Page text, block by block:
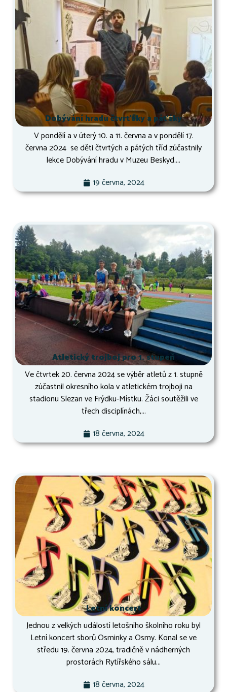
Dobývání hradu čtvrťáky a páťáky
V pondělí a v úterý 10. a 11. června a v pondělí 17.
června 2024 se děti čtvrtých a pátých tříd zúčastnily
lekce Dobývání hradu v Muzeu Beskyd....
19 června, 2024
Atletický trojboj pro 1. stupeň
Ve čtvrtek 20. června 2024 se výběr atletů z 1. stupně
zúčastnil okresního kola v atletickém trojboji na
stadionu Slezan ve Frýdku-Místku. Žáci soutěžili ve
třech disciplínách,...
18 června, 2024
Letní koncert
Jednou z velkých událostí letošního školního roku byl
Letní koncert sborů Osminky a Osmy. Konal se ve
středu 19. června 2024, tradičně v nádherných
prostorách Rytířského sálu...
18 června, 2024